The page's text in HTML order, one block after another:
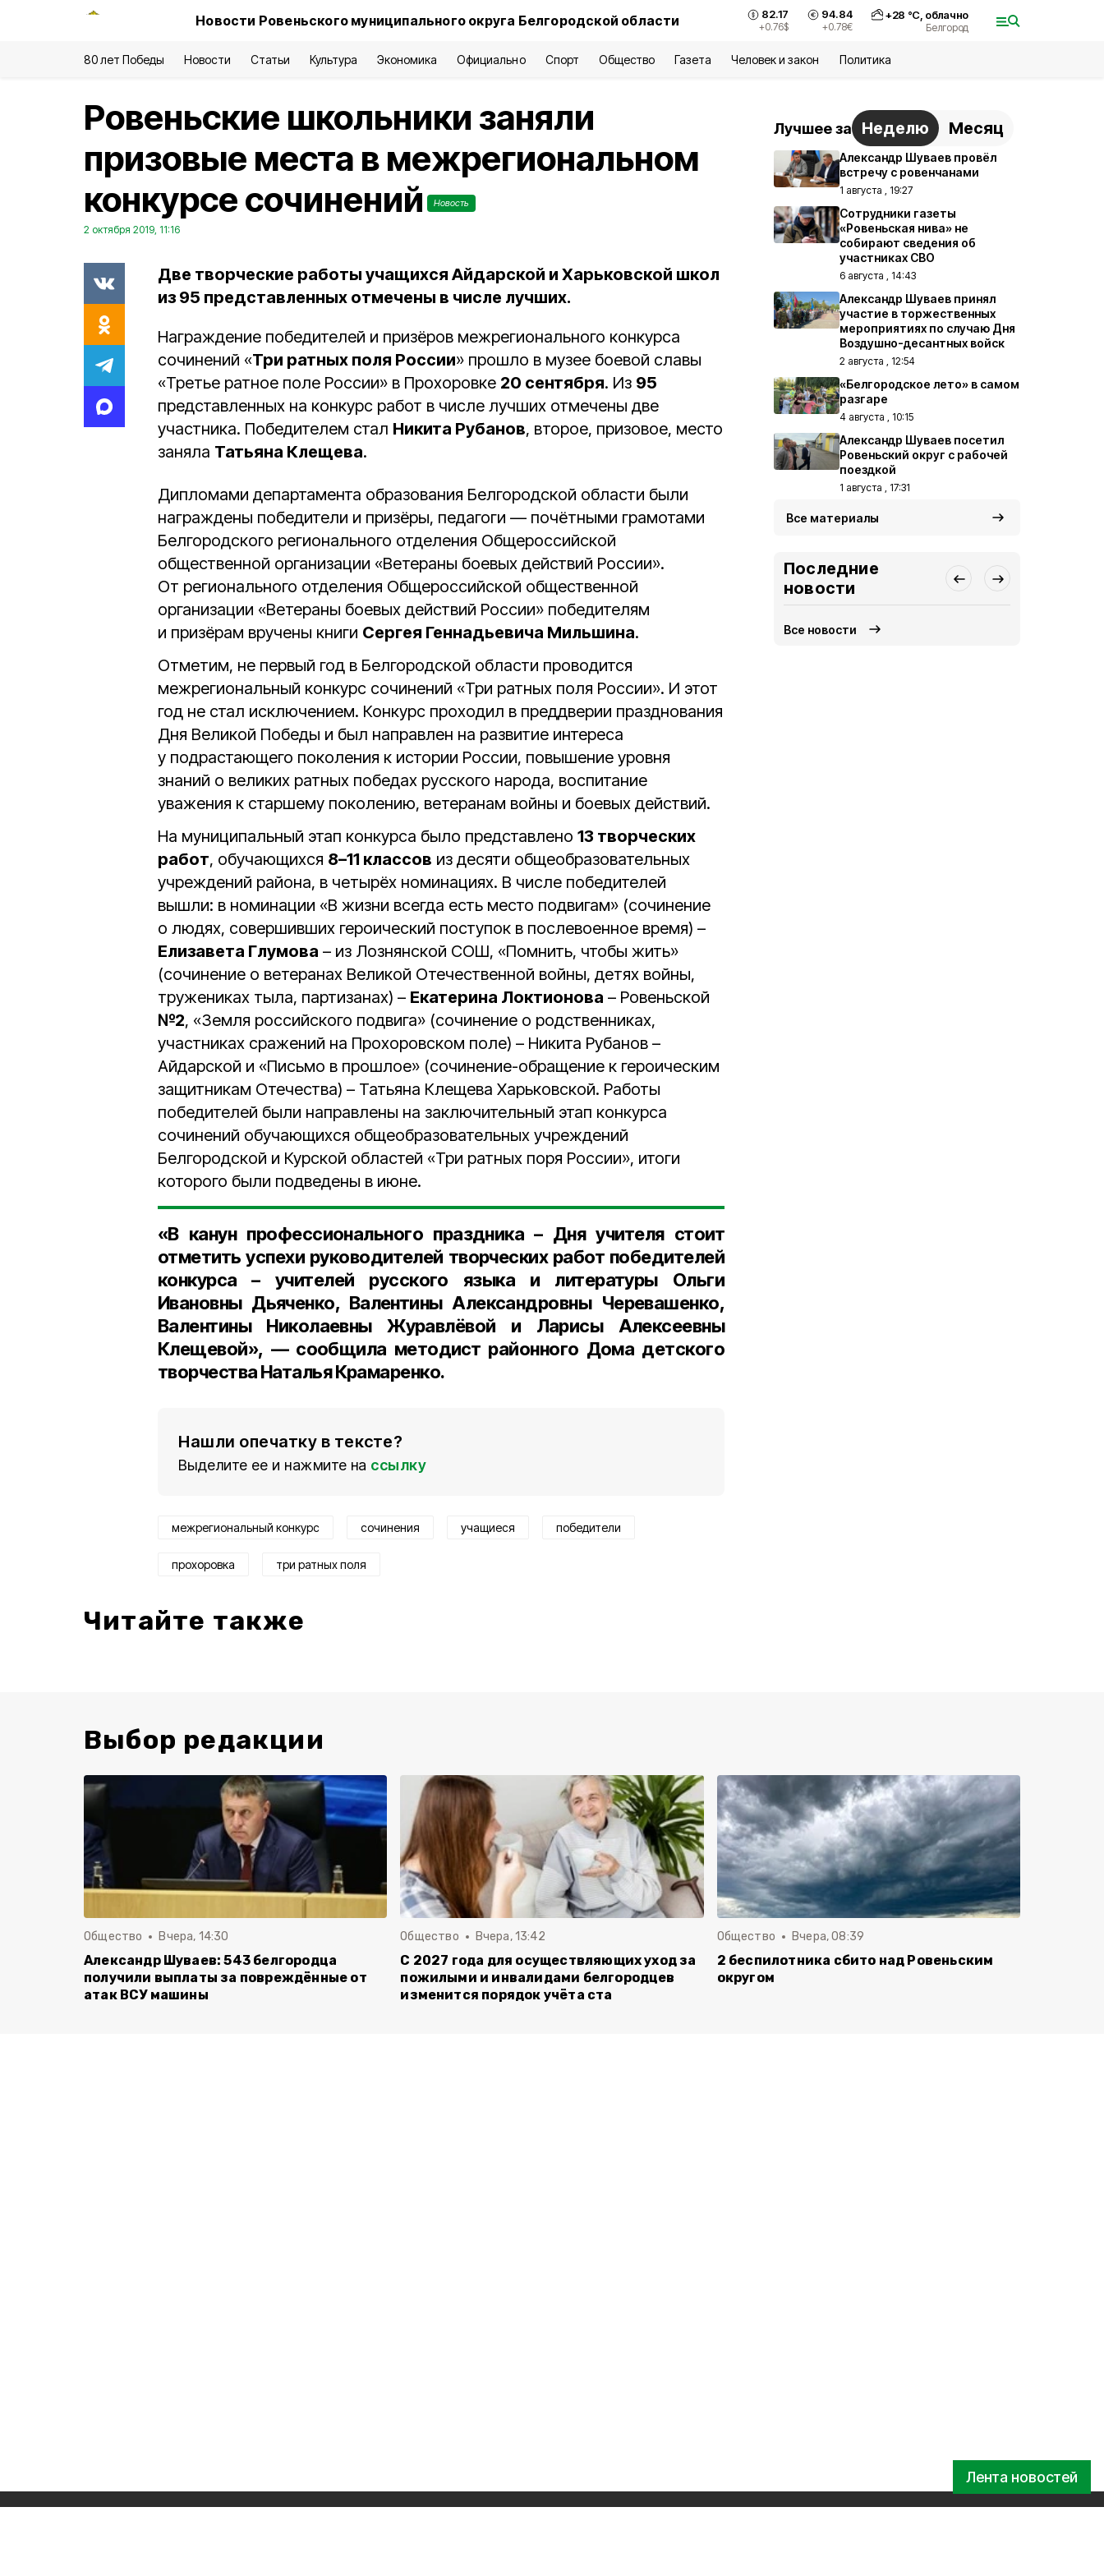
Новости Ровеньского муниципального округа Белгородской области 82.17
+0.76$
94.84
+0.78€
+28 °С, облачно
Белгород
80 лет Победы Новости Статьи Культура Экономика Официально Спорт Общество Газета Человек и закон Политика
Лента новостей
Ровеньские школьники заняли
призовые места в межрегиональном
конкурсе сочинений
Новость
2 октября 2019, 11:16
Две творческие работы учащихся Айдарской и Харьковской школ
из 95 представленных отмечены в числе лучших.
Награждение победителей и призёров межрегионального конкурса
сочинений «Три ратных поля России» прошло в музее боевой славы
«Третье ратное поле России» в Прохоровке 20 сентября. Из 95
представленных на конкурс работ в числе лучших отмечены две
участника. Победителем стал Никита Рубанов, второе, призовое, место
заняла Татьяна Клещева.
Дипломами департамента образования Белгородской области были
награждены победители и призёры, педагоги — почётными грамотами
Белгородского регионального отделения Общероссийской
общественной организации «Ветераны боевых действий России».
От регионального отделения Общероссийской общественной
организации «Ветераны боевых действий России» победителям
и призёрам вручены книги Сергея Геннадьевича Мильшина.
Отметим, не первый год в Белгородской области проводится
межрегиональный конкурс сочинений «Три ратных поля России». И этот
год не стал исключением. Конкурс проходил в преддверии празднования
Дня Великой Победы и был направлен на развитие интереса
у подрастающего поколения к истории России, повышение уровня
знаний о великих ратных победах русского народа, воспитание
уважения к старшему поколению, ветеранам войны и боевых действий.
На муниципальный этап конкурса было представлено 13 творческих
работ, обучающихся 8–11 классов из десяти общеобразовательных
учреждений района, в четырёх номинациях. В числе победителей
вышли: в номинации «В жизни всегда есть место подвигам» (сочинение
о людях, совершивших героический поступок в послевоенное время) –
Елизавета Глумова – из Лознянской СОШ, «Помнить, чтобы жить»
(сочинение о ветеранах Великой Отечественной войны, детях войны,
тружениках тыла, партизанах) – Екатерина Локтионова – Ровеньской
№2, «Земля российского подвига» (сочинение о родственниках,
участниках сражений на Прохоровском поле) – Никита Рубанов –
Айдарской и «Письмо в прошлое» (сочинение-обращение к героическим
защитникам Отечества) – Татьяна Клещева Харьковской. Работы
победителей были направлены на заключительный этап конкурса
сочинений обучающихся общеобразовательных учреждений
Белгородской и Курской областей «Три ратных поря России», итоги
которого были подведены в июне.
«В канун профессионального праздника – Дня учителя стоит
отметить успехи руководителей творческих работ победителей
конкурса – учителей русского языка и литературы Ольги
Ивановны Дьяченко, Валентины Александровны Черевашенко,
Валентины Николаевны
Журавлёвой и Ларисы Алексеевны
Клещевой», — сообщила методист районного Дома детского
творчества Наталья Крамаренко.
Нашли опечатку в тексте?
Выделите ее и нажмите на ссылку
межрегиональный конкурс сочинения учащиеся победители
прохоровка три ратных поля
Читайте также
Лучшее за Неделю Месяц
Александр Шуваев провёл
встречу с ровенчанами
1 августа , 19:27
Сотрудники газеты
«Ровеньская нива» не
собирают сведения об
участниках СВО
6 августа , 14:43
Александр Шуваев принял
участие в торжественных
мероприятиях по случаю Дня
Воздушно-десантных войск
2 августа , 12:54
«Белгородское лето» в самом
разгаре
4 августа , 10:15
Александр Шуваев посетил
Ровеньский округ с рабочей
поездкой
1 августа , 17:31
Все материалы
Последние
новости
Все новости
Выбор редакции
Общество Вчера, 14:30
Александр Шуваев: 543 белгородца
получили выплаты за повреждённые от
атак ВСУ машины
Общество Вчера, 13:42
С 2027 года для осуществляющих уход за
пожилыми и инвалидами белгородцев
изменится порядок учёта ста
Общество Вчера, 08:39
2 беспилотника сбито над Ровеньским
округом